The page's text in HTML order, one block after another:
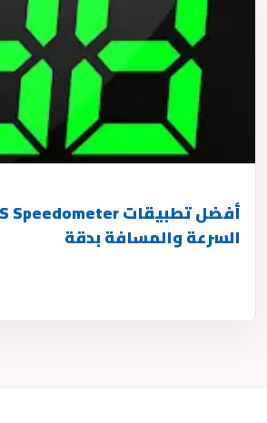
السرعة والمسافة بدقة